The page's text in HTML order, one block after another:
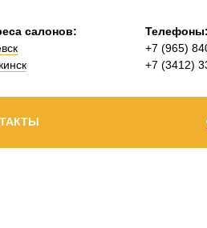
Телефоны:
+7 (965)
+7 (3412)
салонов: